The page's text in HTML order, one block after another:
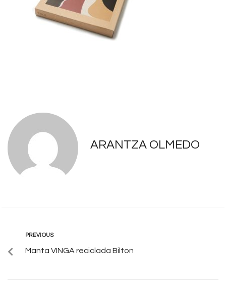
ARANTZA OLMEDO
PREVIOUS
Manta VINGA reciclada Bilton